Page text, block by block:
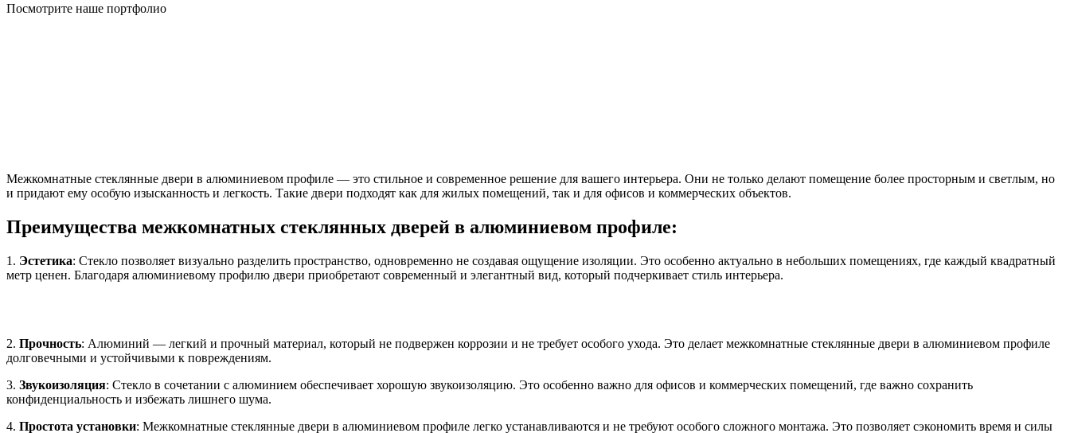
Посмотрите наше портфолио
Межкомнатные стеклянные двери в алюминиевом профиле — это стильное и современное решение для вашего интерьера. Они не только делают помещение более просторным и светлым, но
и придают ему особую изысканность и легкость. Такие двери подходят как для жилых помещений, так и для офисов и коммерческих объектов.
Преимущества межкомнатных стеклянных дверей в алюминиевом профиле:
1. Эстетика: Стекло позволяет визуально разделить пространство, одновременно не создавая ощущение изоляции. Это особенно актуально в небольших помещениях, где каждый квадратный
метр ценен. Благодаря алюминиевому профилю двери приобретают современный и элегантный вид, который подчеркивает стиль интерьера.
2. Прочность: Алюминий — легкий и прочный материал, который не подвержен коррозии и не требует особого ухода. Это делает межкомнатные стеклянные двери в алюминиевом профиле
долговечными и устойчивыми к повреждениям.
3. Звукоизоляция: Стекло в сочетании с алюминием обеспечивает хорошую звукоизоляцию. Это особенно важно для офисов и коммерческих помещений, где важно сохранить
конфиденциальность и избежать лишнего шума.
4. Простота установки: Межкомнатные стеклянные двери в алюминиевом профиле легко устанавливаются и не требуют особого сложного монтажа. Это позволяет сэкономить время и силы